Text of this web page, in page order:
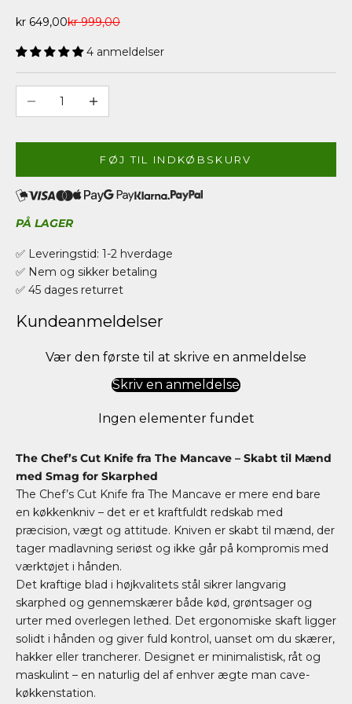
Salgspris
kr 649,00Normalpris
kr 999,00
4 anmeldelser
Sænk antal Øg antal
FØJ TIL INDKØBSKURV
PÅ LAGER
✅ Leveringstid: 1-2 hverdage
✅ Nem og sikker betaling
✅ 45 dages returret
Kundeanmeldelser
Vær den første til at skrive en anmeldelse
Skriv en anmeldelse
Ingen elementer fundet
The Chef’s Cut Knife fra The Mancave – Skabt til Mænd
med Smag for Skarphed
The Chef’s Cut Knife fra The Mancave er mere end bare
en køkkenkniv – det er et kraftfuldt redskab med
præcision, vægt og attitude. Kniven er skabt til mænd, der
tager madlavning seriøst og ikke går på kompromis med
værktøjet i hånden.
Det kraftige blad i højkvalitets stål sikrer langvarig
skarphed og gennemskærer både kød, grøntsager og
urter med overlegen lethed. Det ergonomiske skaft ligger
solidt i hånden og giver fuld kontrol, uanset om du skærer,
hakker eller trancherer. Designet er minimalistisk, råt og
maskulint – en naturlig del af enhver ægte man cave-
køkkenstation.